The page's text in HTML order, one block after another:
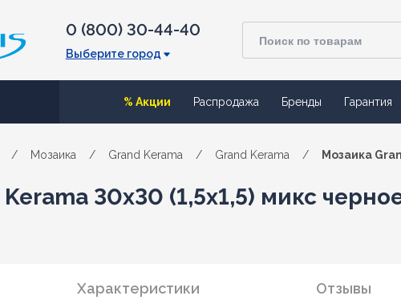
0 (800) 30-44-40
Выберите город
% Акции Распродажа Бренды Гарантия
/ Мозаика / Grand Kerama / Grand Kerama / Мозаика
30х30 (1,5х1,5) микс
Характеристики Отзывы